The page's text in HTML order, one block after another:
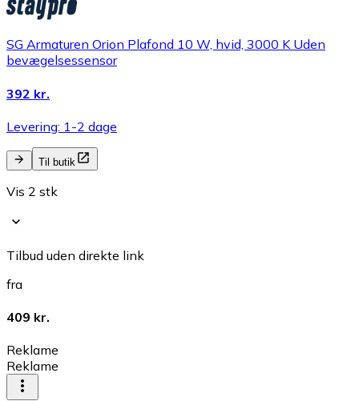
SG Armaturen Orion Plafond 10 W, hvid, 3000 K Uden
bevægelsessensor
392 kr.
Levering: 1-2 dage
Til butik
Vis 2 stk
Tilbud uden direkte link
fra
409 kr.
Reklame
Reklame